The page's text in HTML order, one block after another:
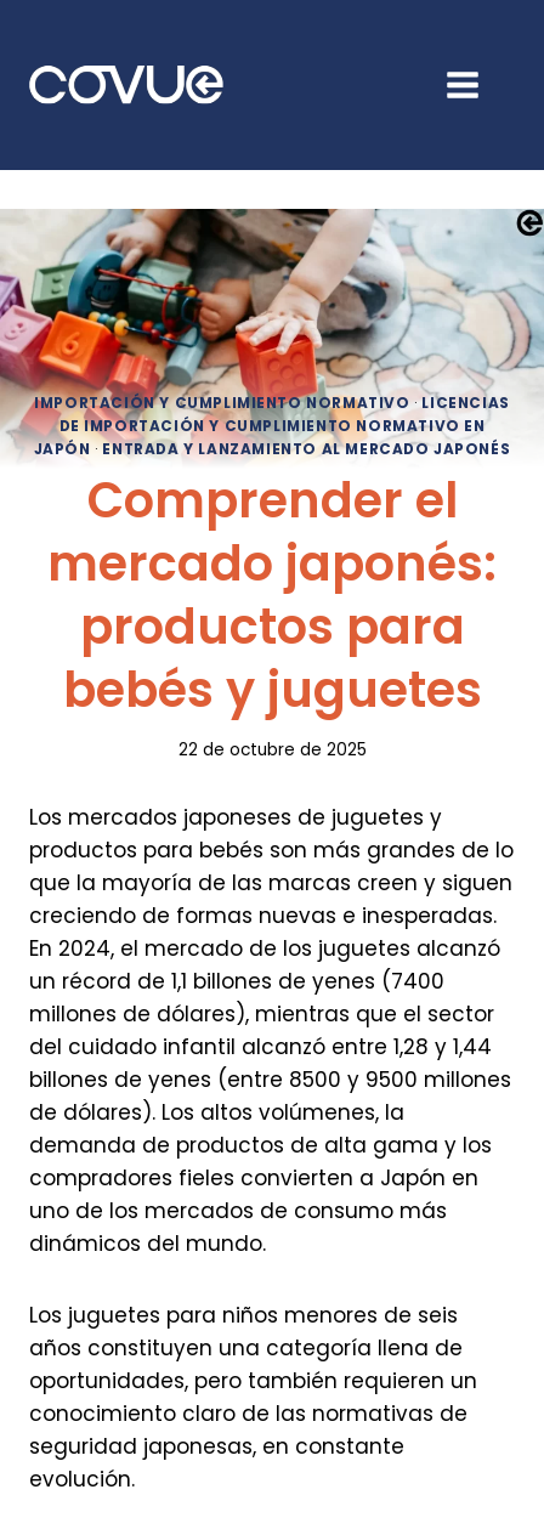
contenido
IMPORTACIÓN Y CUMPLIMIENTO NORMATIVO·LICENCIAS
DE IMPORTACIÓN Y CUMPLIMIENTO NORMATIVO EN
JAPÓN ·ENTRADA Y LANZAMIENTO AL MERCADO JAPONÉS
Comprender el
mercado japonés:
productos para
bebés y juguetes
22 de octubre de 2025
Los mercados japoneses de juguetes y
productos para bebés son más grandes de lo
que la mayoría de las marcas creen y siguen
creciendo de formas nuevas e inesperadas.
En 2024, el mercado de los juguetes alcanzó
un récord de 1,1 billones de yenes (7400
millones de dólares), mientras que el sector
del cuidado infantil alcanzó entre 1,28 y 1,44
billones de yenes (entre 8500 y 9500 millones
de dólares). Los altos volúmenes, la
demanda de productos de alta gama y los
compradores fieles convierten a Japón en
uno de los mercados de consumo más
dinámicos del mundo.
Los juguetes para niños menores de seis
años constituyen una categoría llena de
oportunidades, pero también requieren un
conocimiento claro de las normativas de
seguridad japonesas, en constante
evolución.